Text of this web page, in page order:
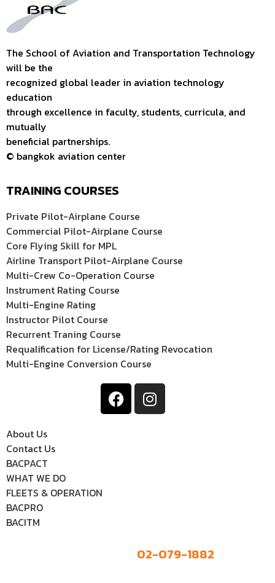
The School of Aviation and Transportation Technology
will be the
recognized global leader in aviation technology
education
through excellence in faculty, students, curricula, and
mutually
beneficial partnerships.
© bangkok aviation center
TRAINING COURSES
Private Pilot-Airplane Course
Commercial Pilot-Airplane Course
Core Flying Skill for MPL
Airline Transport Pilot-Airplane Course
Multi-Crew Co-Operation Course
Instrument Rating Course
Multi-Engine Rating
Instructor Pilot Course
Recurrent Traning Course
Requalification for License/Rating Revocation
Multi-Engine Conversion Course
About Us
Contact Us
BACPACT
WHAT WE DO
FLEETS & OPERATION
BACPRO
BACITM
02-079-1882